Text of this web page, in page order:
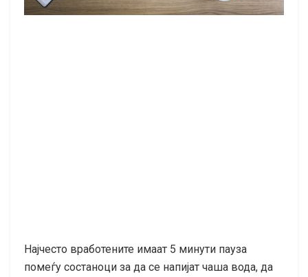
Најчесто вработените имаат 5 минути пауза
помеѓу состаноци за да се напијат чаша вода, да